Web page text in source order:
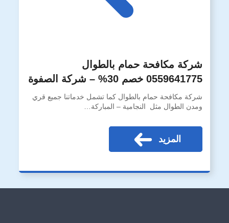
شركة مكافحة حمام بالطوال
0559641775 خصم 30% – شركة الصفوة
شركة مكافحة حمام بالطوال كما تشمل خدماتنا جميع قري
ومدن الطوال مثل النجامية – المباركة…
المزيد